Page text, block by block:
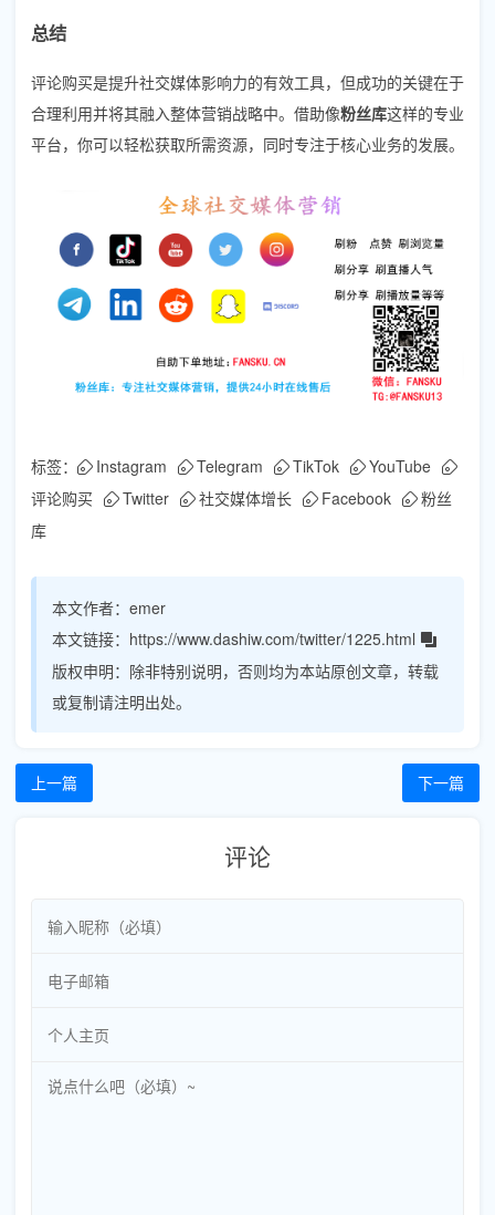
总结
评论购买是提升社交媒体影响力的有效工具，但成功的关键在于
合理利用并将其融入整体营销战略中。借助像粉丝库这样的专业
平台，你可以轻松获取所需资源，同时专注于核心业务的发展。
标签： Instagram Telegram TikTok
YouTube
评论购买
Twitter 社交媒体增长 Facebook
粉丝
库
本文作者： emer
本文链接： https://www.dashiw.com/twitter/1225.html
版权申明： 除非特别说明，否则均为本站原创文章，转载
或复制请注明出处。
上一篇 下一篇
评论